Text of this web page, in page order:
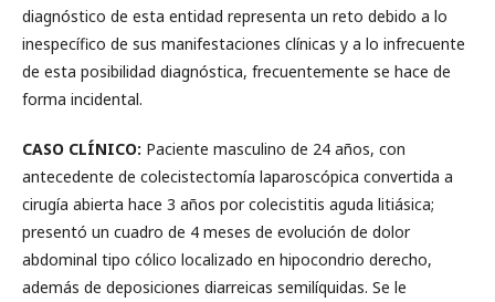
diagnóstico de esta entidad representa un reto debido a lo
inespecífico de sus manifestaciones clínicas y a lo infrecuente
de esta posibilidad diagnóstica, frecuentemente se hace de
forma incidental.
CASO CLÍNICO: Paciente masculino de 24 años, con
antecedente de colecistectomía laparoscópica convertida a
cirugía abierta hace 3 años por colecistitis aguda litiásica;
presentó un cuadro de 4 meses de evolución de dolor
abdominal tipo cólico localizado en hipocondrio derecho,
además de deposiciones diarreicas semilíquidas. Se le